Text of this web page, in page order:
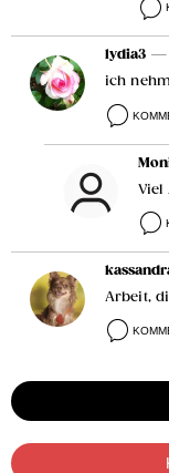
lydia3 —
ich
Viel
Arbeit,